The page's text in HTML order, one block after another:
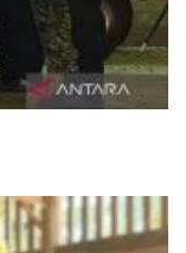
salat Id